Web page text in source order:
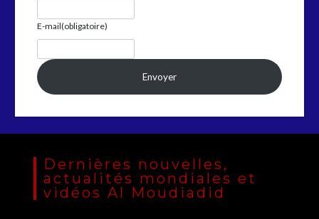
E-mail(obligatoire)
Envoyer
Dernières nouvelles,
actualités mondiales et
vidéos Al Moudiadid